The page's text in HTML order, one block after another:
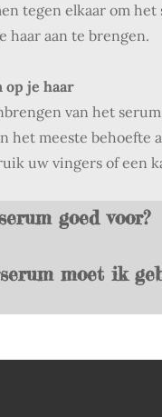
tegen elkaar om
haar aan te brengen.
op je haar
van het serum
het meeste
uw vingers of een
goed voor?
moet ik